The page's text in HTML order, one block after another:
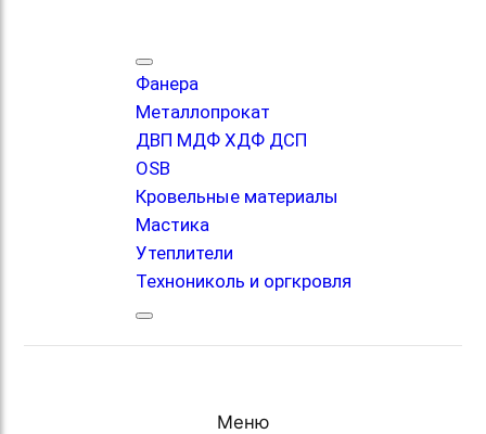
Фанера
Металлопрокат
ДВП МДФ ХДФ ДСП
OSB
Кровельные материалы
Мастика
Утеплители
Технониколь и оргкровля
Меню